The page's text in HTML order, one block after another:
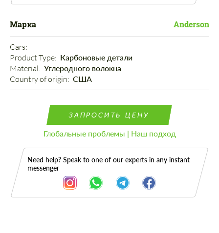
Марка Anderson
Cars:
Product Type: Карбоновые детали
Material: Углеродного волокна
Country of origin: США
ЗАПРОСИТЬ ЦЕНУ
Глобальные проблемы | Наш подход
Need help? Speak to one of our experts in any instant
messenger